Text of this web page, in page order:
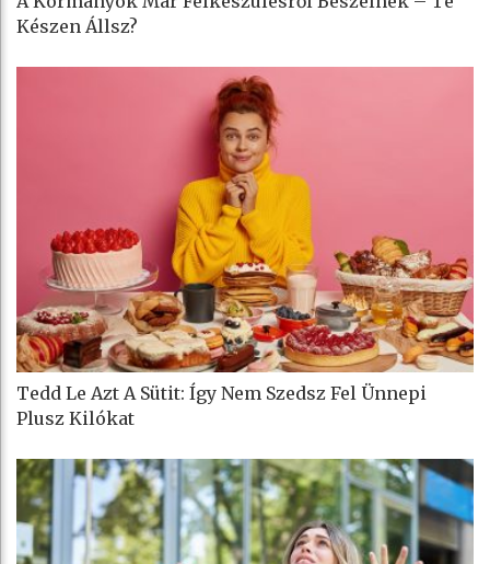
Készen Állsz?
Tedd Le Azt A Sütit: Így Nem Szedsz Fel Ünnepi
Plusz Kilókat